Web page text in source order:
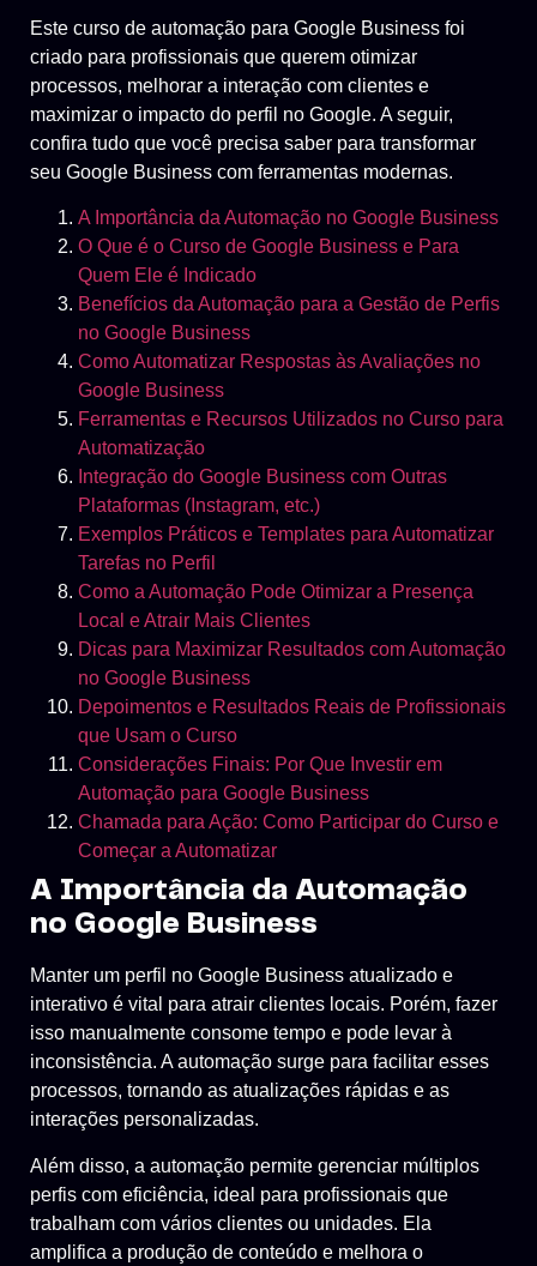
Este curso de automação para Google Business foi
criado para profissionais que querem otimizar
processos, melhorar a interação com clientes e
maximizar o impacto do perfil no Google. A seguir,
confira tudo que você precisa saber para transformar
seu Google Business com ferramentas modernas.
A Importância da Automação no Google Business
O Que é o Curso de Google Business e Para
Quem Ele é Indicado
Benefícios da Automação para a Gestão de Perfis
no Google Business
Como Automatizar Respostas às Avaliações no
Google Business
Ferramentas e Recursos Utilizados no Curso para
Automatização
Integração do Google Business com Outras
Plataformas (Instagram, etc.)
Exemplos Práticos e Templates para Automatizar
Tarefas no Perfil
Como a Automação Pode Otimizar a Presença
Local e Atrair Mais Clientes
Dicas para Maximizar Resultados com Automação
no Google Business
Depoimentos e Resultados Reais de Profissionais
que Usam o Curso
Considerações Finais: Por Que Investir em
Automação para Google Business
Chamada para Ação: Como Participar do Curso e
Começar a Automatizar
A Importância da Automação
no Google Business
Manter um perfil no Google Business atualizado e
interativo é vital para atrair clientes locais. Porém, fazer
isso manualmente consome tempo e pode levar à
inconsistência. A automação surge para facilitar esses
processos, tornando as atualizações rápidas e as
interações personalizadas.
Além disso, a automação permite gerenciar múltiplos
perfis com eficiência, ideal para profissionais que
trabalham com vários clientes ou unidades. Ela
amplifica a produção de conteúdo e melhora o